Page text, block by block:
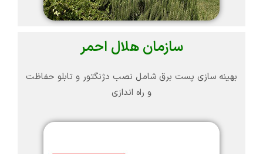
سازمان هلال احمر
بهینه سازی پست برق شامل نصب دژنگتور و تابلو حفاظت
و راه اندازی